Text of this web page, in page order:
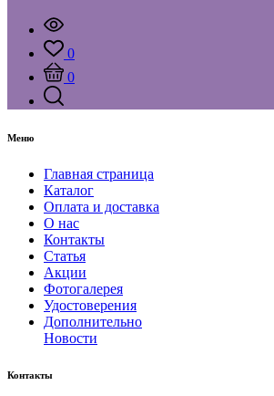
0
0
Меню
Главная страница
Каталог
Оплата и доставка
О нас
Контакты
Статья
Акции
Фотогалерея
Удостоверения
Дополнительно
Новости
Контакты